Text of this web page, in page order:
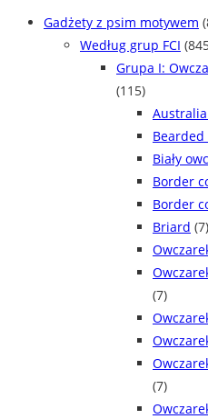
Gadżety z psim motywem
Według grup FCI
Grupa I:
(115)
Biały
Border
Border
Briard (7)
(7)
(7)